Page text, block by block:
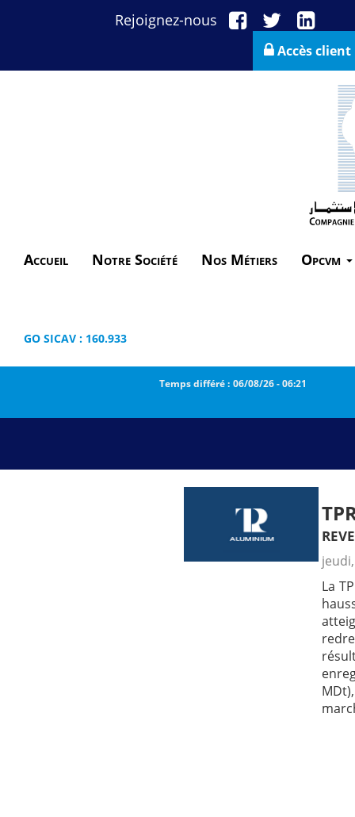
Rejoignez-nous
Accès client
Accueil Notre Société Nos Métiers Opcvm
GO SICAV : 160.933
Temps différé : 06/08/26-06:21
La